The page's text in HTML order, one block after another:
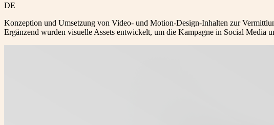
DE
Konzeption und Umsetzung von Video- und Motion-Design-Inhalten zur
Ergänzend wurden visuelle Assets entwickelt, um die Kampagne in Social Media